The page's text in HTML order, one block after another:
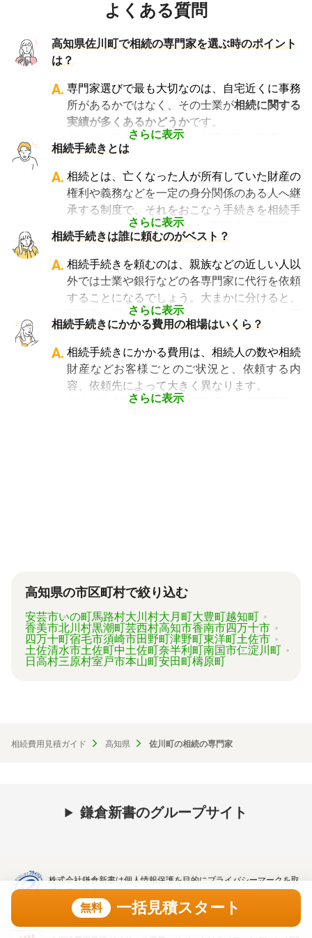
よくある質問
高知県佐川町で相続の専門家を選ぶ時のポイント
は？
さらに表示
A. 専門家選びで最も大切なのは、自宅近くに事務
所があるかではなく、その士業が相続に関する
実績が多くあるかどうかです。
例えば行政書士といっても対応分野は幅広く、
法人設立や許認可申請など法人業務を中心に行
っている行政書士に相続手続きの相談をして
も、期待した結果は得られないでしょう。
また税理士であれば、相続は税理士試験の必修
科目でないことから資格試験を取る時に選択し
ていない人にとっては専門外となります。
よって、相続手続きを専門に行っている士業
や、相続手続きの実績が多数ある士業を選ぶこ
とが、スムーズで間違いのない相続手続きのた
めに非常に重要になります。
相続費用見積ガイドでは、相続手続きに強い経
が可能です。専門家選びでお困りの方は、まず
は 一括見積依頼からお問合せください。
相続手続きとは
さらに表示
A. 相続とは、亡くなった人が所有していた財産の
権利や義務などを一定の身分関係のある人へ継
承する制度で、それをおこなう手続きを相続手
続きといいます。具体的には預貯金や不動産、
借金なども含めた亡くなった人の財産を配偶者
や子どもなどの相続人に引き継ぐ手続きのこと
です。相続手続きが大変と言われるのは、その
複雑さや手続きの多さにあります。加えて役所
や銀行などに出向くことも多いことから時間も
手間もかかります。専門家に任せればそういっ
た煩わしさを大幅に減らすことができます。
相続手続きは誰に頼むのがベスト？
さらに表示
A. 相続手続きを頼むのは、親族などの近しい人以
外では士業や銀行などの各専門家に代行を依頼
することになるでしょう。大まかに分けると、
不動産に関する相続手続き全般は司法書士、戸
籍謄本の収集、預貯金口座・車などの名義変更
手続きを任せたい場合は行政書士、相続税申告
や節税対策の検討は税理士、相続人の間で争い
やトラブルになっている場合は弁護士というよ
うに状況別に頼むのがベストです。
相続手続きにかかる費用の相場はいくら？
さらに表示
A. 相続手続きにかかる費用は、相続人の数や相続
財産などお客様ごとのご状況と、依頼する内
容、依頼先によって大きく異なります。
例えば参考価格として、行政書士に戸籍収集を
ずは見積を取り寄せてみましょう。
高知県の市区町村で絞り込む
安芸市いの町馬路村大川村大月町大豊町越知町
香美市北川村黒潮町芸西村高知市香南市四万十市
四万十町宿毛市須崎市田野町津野町東洋町土佐市
土佐清水市土佐町中土佐町奈半利町南国市仁淀川町
日高村三原村室戸市本山町安田町檮原町
相続費用見積ガイド 高知県 佐川町の相続の専門家
鎌倉新書のグループサイト
株式会社鎌倉新書は個人情報保護を目的にプライバシーマークを取
得しています。
無料 一括見積スタート